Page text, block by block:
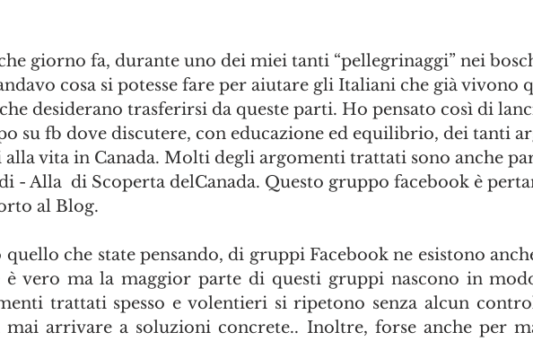
giorno fa, durante uno dei miei tanti “pellegrinaggi” nei
cosa si potesse fare per aiutare gli Italiani che già vivono
desiderano trasferirsi da queste parti. Ho pensato così di
su fb dove discutere, con educazione ed equilibrio, dei tanti
alla vita in Canada. Molti degli argomenti trattati sono anche
- Alla  di Scoperta delCanada. Questo gruppo facebook è
al Blog.
quello che state pensando, di gruppi Facebook ne esistono
è vero ma la maggior parte di questi gruppi nascono in
trattati spesso e volentieri si ripetono senza alcun
mai arrivare a soluzioni concrete.. Inoltre, forse anche per